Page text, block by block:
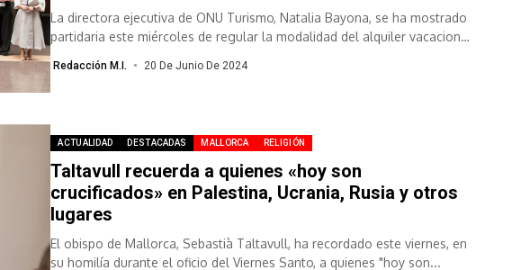
La directora ejecutiva de ONU Turismo, Natalia Bayona, se ha mostrado
partidaria este miércoles de regular la modalidad del alquiler vacacional
Redacción M.I. 20 De Junio De 2024
ACTUALIDAD DESTACADAS MALLORCA RELIGIÓN
Taltavull recuerda a quienes «hoy son
crucificados» en Palestina, Ucrania, Rusia y otros
lugares
El obispo de Mallorca, Sebastià Taltavull, ha recordado este viernes, en
su homilía durante el oficio del Viernes Santo, a quienes "hoy son...